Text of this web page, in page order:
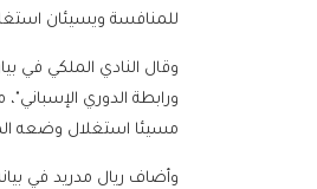
للمنافسة ويسيئان
وقال النادي الملكي في
ورابطة الدوري
مسيئا استغلال وضعه